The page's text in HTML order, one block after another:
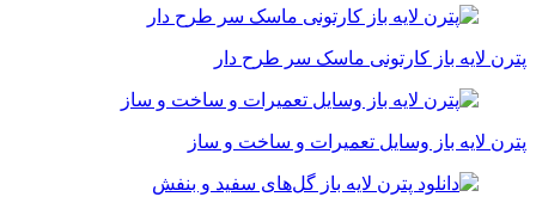
پترن لایه باز کارتونی ماسک سر طرح دار
پترن لایه باز وسایل تعمیرات و ساخت و ساز